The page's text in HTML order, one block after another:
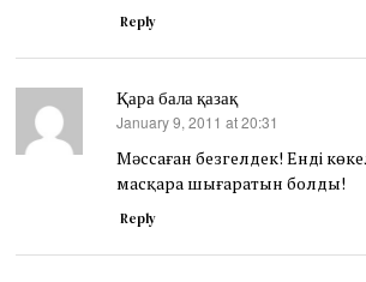
Reply
Қара бала қазақ
says:
January 9, 2011 at 20:31
Мәссаған безгелдек! Енді
масқара шығаратын болды!
Reply